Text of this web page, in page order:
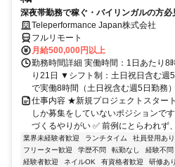
深夜帯勤務で稼ぐ・バイリンガルの方
Teleperformance Japan株式会社
フルリモート
月給500,000円以上
勤務時間詳細 実働時間：1日あたり8
り21日 ▼シフト制：土日祝日含む週
で実働8時間（土日祝含む週5日勤務
仕事内容 ★新規プロジェクトスター
しか募集をしていないポジションで
づくるやりがい ✅ 前例にとらわれず
業界未経験者歓迎 ランチタイム 社員登用あり
フリーター歓迎
学歴不問 転勤なし 経験不問
経験者歓迎
ネイルOK 有資格者歓迎 研修あり